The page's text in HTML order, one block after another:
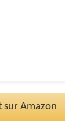
sur Amazon